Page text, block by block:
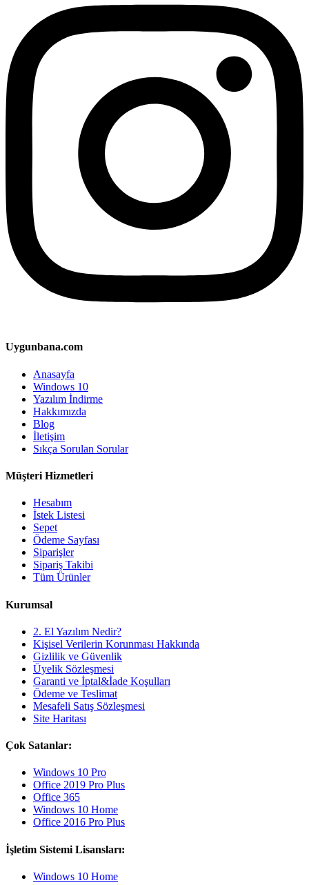
Uygunbana.com
Anasayfa
Windows 10
Yazılım İndirme
Hakkımızda
Blog
İletişim
Sıkça Sorulan Sorular
Müşteri Hizmetleri
Hesabım
İstek Listesi
Sepet
Ödeme Sayfası
Siparişler
Sipariş Takibi
Tüm Ürünler
Kurumsal
2. El Yazılım Nedir?
Kişisel Verilerin Korunması Hakkında
Gizlilik ve Güvenlik
Üyelik Sözleşmesi
Garanti ve İptal&İade Koşulları
Ödeme ve Teslimat
Mesafeli Satış Sözleşmesi
Site Haritası
Çok Satanlar:
Windows 10 Pro
Office 2019 Pro Plus
Office 365
Windows 10 Home
Office 2016 Pro Plus
İşletim Sistemi Lisansları:
Windows 10 Home